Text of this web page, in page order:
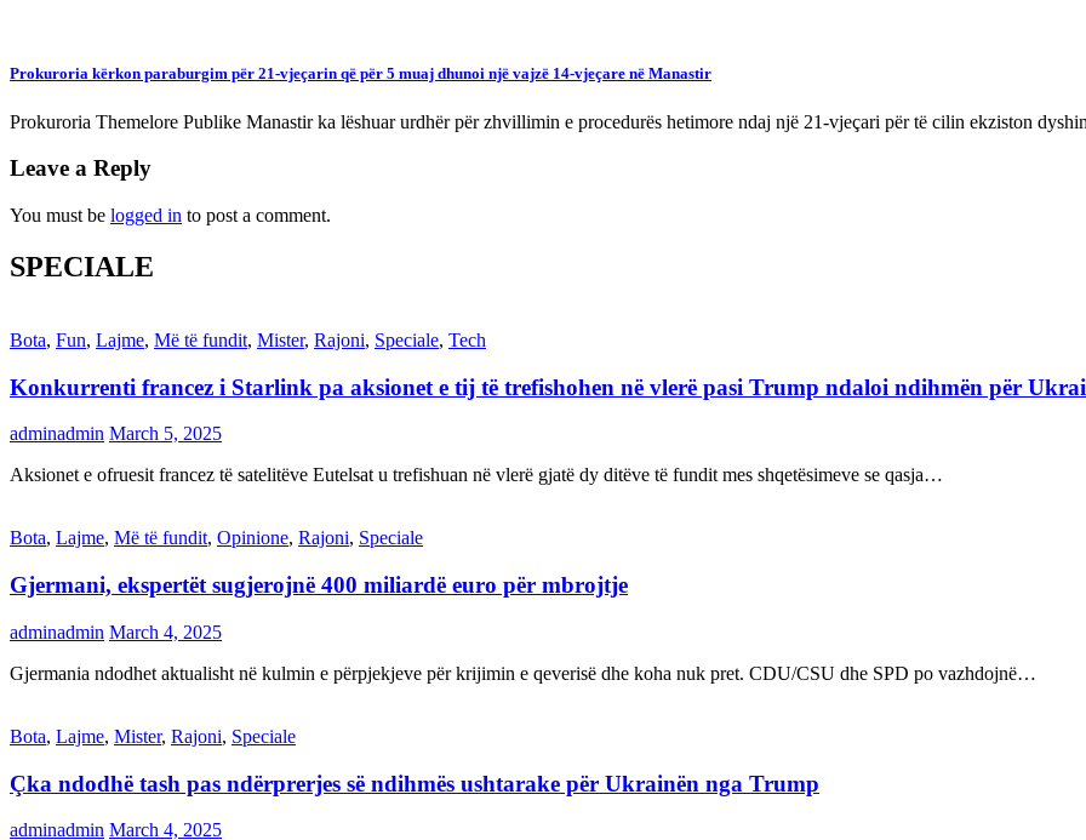
Prokuroria kërkon paraburgim për 21-vjeçarin që për 5 muaj dhunoi një vajzë 14-vjeçare në Manastir
Prokuroria Themelore Publike Manastir ka lëshuar urdhër për zhvillimin e procedurës hetimore ndaj një 21-vjeçari për të cilin ekziston
Leave a Reply
You must be logged in to post a comment.
SPECIALE
Bota, Fun, Lajme, Më të fundit, Mister, Rajoni, Speciale, Tech
Konkurrenti francez i Starlink pa aksionet e tij të trefishohen në vlerë pasi Trump ndaloi ndihmën për
adminadmin March 5, 2025
Aksionet e ofruesit francez të satelitëve Eutelsat u trefishuan në vlerë gjatë dy ditëve të fundit mes shqetësimeve se qasja…
Bota, Lajme, Më të fundit, Opinione, Rajoni, Speciale
Gjermani, ekspertët sugjerojnë 400 miliardë euro për mbrojtje
adminadmin March 4, 2025
Gjermania ndodhet aktualisht në kulmin e përpjekjeve për krijimin e qeverisë dhe koha nuk pret. CDU/CSU dhe SPD po vazhdojnë…
Bota, Lajme, Mister, Rajoni, Speciale
Çka ndodhë tash pas ndërprerjes së ndihmës ushtarake për Ukrainën nga Trump
adminadmin March 4, 2025